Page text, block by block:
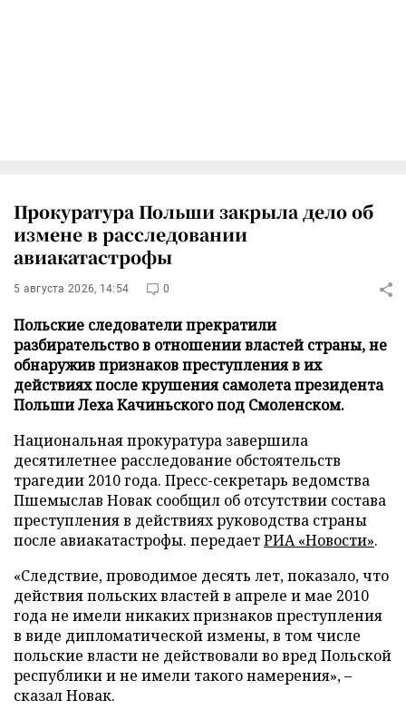
Прокуратура Польши закрыла дело об
измене в расследовании
авиакатастрофы
5 августа 2026, 14:54 0
Польские следователи прекратили
разбирательство в отношении властей страны, не
обнаружив признаков преступления в их
действиях после крушения самолета президента
Польши Леха Качиньского под Смоленском.
Национальная прокуратура завершила
десятилетнее расследование обстоятельств
трагедии 2010 года. Пресс-секретарь ведомства
Пшемыслав Новак сообщил об отсутствии состава
преступления в действиях руководства страны
после авиакатастрофы. передаетРИА «Новости».
«Следствие, проводимое десять лет, показало, что
действия польских властей в апреле и мае 2010
года не имели никаких признаков преступления
в виде дипломатической измены, в том числе
польские власти не действовали во вред Польской
республики и не имели такого намерения», –
сказал Новак.